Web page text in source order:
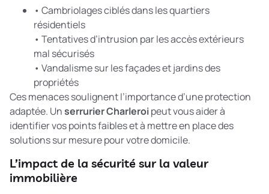
• Cambriolages ciblés dans les quartiers
résidentiels
• Tentatives d’intrusion par les accès extérieurs
mal sécurisés
• Vandalisme sur les façades et jardins des
propriétés
Ces menaces soulignent l’importance d’une protection
adaptée. Unserrurier Charleroipeut vous aider à
identifier vos points faibles et à mettre en place des
solutions sur mesure pour votre domicile.
L’impact de la sécurité sur la valeur
immobilière